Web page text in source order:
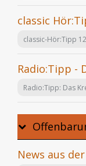
classic
classic-Hör:Tipp
Radio:Tipp -
Radio:Tipp: Das